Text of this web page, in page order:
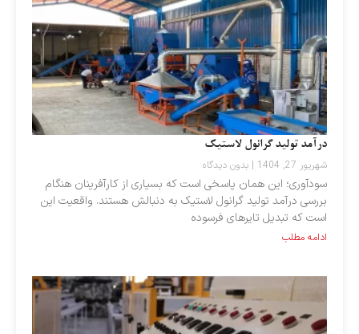
درآمد تولید گرانول لاستیک
شهریور 27, 1404 بدون دیدگاه
سودآوری؛ این همان پاسخی است که بسیاری از کارآفرینان هنگام
بررسی درآمد تولید گرانول لاستیک به دنبالش هستند. واقعیت این
است که تبدیل تایرهای فرسوده
ادامه مطلب